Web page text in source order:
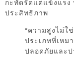
กะทัดรัดแต่แข็งแร
ประสิทธิภาพ
“ความสูงไม่ใ
ประเภทที่เหม
ปลอดภัยและ